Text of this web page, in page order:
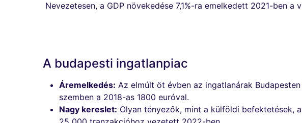
Nevezetesen, a GDP növekedése 7,1%-ra emelkedett 2021-ben a
A budapesti ingatlanpiac
Áremelkedés: Az elmúlt öt évben az ingatlanárak
szemben a 2018-as 1800 euróval.
Nagy kereslet: Olyan tényezők, mint a külföldi befektetések,